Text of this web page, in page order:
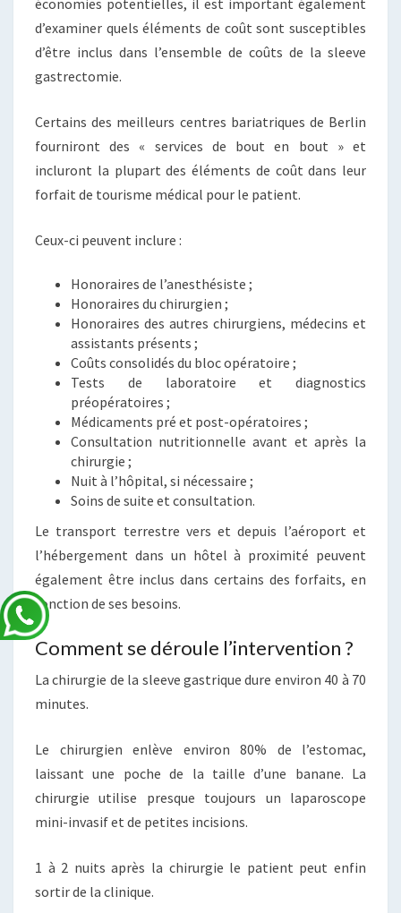
économies potentielles, il est important également
d’examiner quels éléments de coût sont susceptibles
d’être inclus dans l’ensemble de coûts de la sleeve
gastrectomie.
Certains des meilleurs centres bariatriques de Berlin
fourniront des « services de bout en bout » et
incluront la plupart des éléments de coût dans leur
forfait de tourisme médical pour le patient.
Ceux-ci peuvent inclure :
Honoraires de l’anesthésiste ;
Honoraires du chirurgien ;
Honoraires des autres chirurgiens, médecins et
assistants présents ;
Coûts consolidés du bloc opératoire ;
Tests de laboratoire et diagnostics
préopératoires ;
Médicaments pré et post-opératoires ;
Consultation nutritionnelle avant et après la
chirurgie ;
Nuit à l’hôpital, si nécessaire ;
Soins de suite et consultation.
Le transport terrestre vers et depuis l’aéroport et
l’hébergement dans un hôtel à proximité peuvent
également être inclus dans certains des forfaits, en
fonction de ses besoins.
Comment se déroule l’intervention ?
La chirurgie de la sleeve gastrique dure environ 40 à 70
minutes.
Le chirurgien enlève environ 80% de l’estomac,
laissant une poche de la taille d’une banane. La
chirurgie utilise presque toujours un laparoscope
mini-invasif et de petites incisions.
1 à 2 nuits après la chirurgie le patient peut enfin
sortir de la clinique.